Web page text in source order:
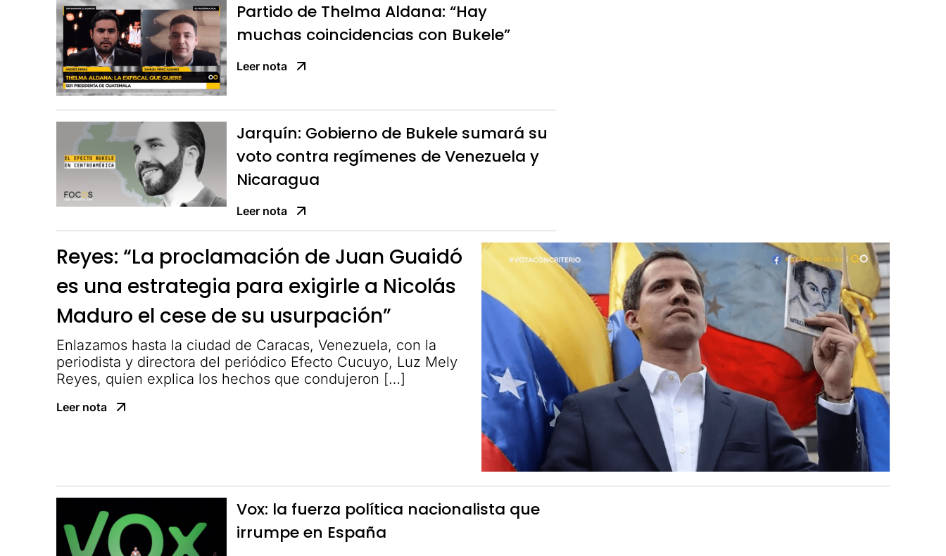
Partido de Thelma Aldana: “Hay
muchas coincidencias con Bukele”
Leer nota
Jarquín: Gobierno de Bukele sumará su
voto contra regímenes de Venezuela y
Nicaragua
Leer nota
Reyes: “La proclamación de Juan Guaidó
es una estrategia para exigirle a Nicolás
Maduro el cese de su usurpación”
Enlazamos hasta la ciudad de Caracas, Venezuela, con la
periodista y directora del periódico Efecto Cucuyo, Luz Mely
Reyes, quien explica los hechos que condujeron […]
Leer nota
Vox: la fuerza política nacionalista que
irrumpe en España